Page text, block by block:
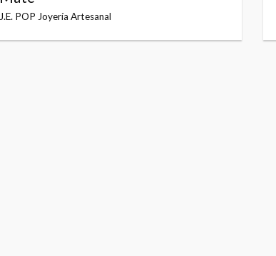
J.E. POP Joyería Artesanal